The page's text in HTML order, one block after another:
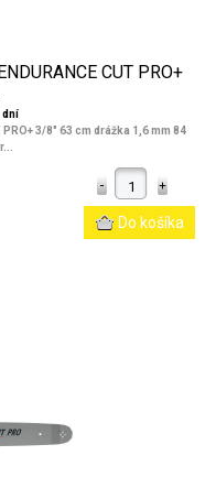
CUT PRO+
dní
3/8" 63 cm drážka 1,6 mm 84